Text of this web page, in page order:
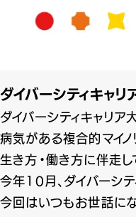
ダイバーシティキャ
ダイバーシティキャリ
病気がある複合的マイノ
生き方・働き方に伴走し
今年10月、ダイバーシ
今回はいつもお世話に